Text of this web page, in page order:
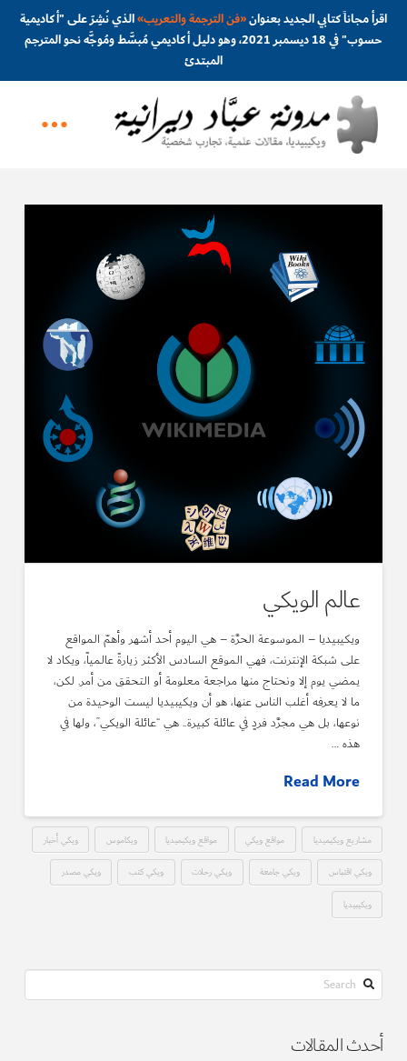
اقرأ مجاناً كتابي الجديد بعنوان«فن الترجمة والتعريب»الذي نُشِرَ على "أكاديمية
حسوب" في 18 ديسمبر 2021، وهو دليل أكاديمي مُبسَّط ومُوجَّه نحو المترجم
المبتدئ
عالم الويكي
ويكيبيديا – الموسوعة الحرَّة – هي اليوم أحد أشهر وأهمّ المواقع
على شبكة الإنترنت، فهي الموقع السادس الأكثر زيارةً عالمياً، ويكاد لا
يمضي يوم إلا ونحتاج منها مراجعة معلومة أو التحقق من أمر. لكن،
ما لا يعرفه أغلب الناس عنها، هو أن ويكيبيديا ليست الوحيدة من
نوعها، بل هي مجرَّد فردٍ في عائلة كبيرة.. هي “عائلة الويكي”، ولها في
هذه …
Read More
مشاريع ويكيميديا مواقع ويكي مواقع ويكيميديا ويكاموس ويكي أخبار
ويكي اقتباس ويكي جامعة ويكي رحلات ويكي كتب ويكي مصدر
ويكيبيديا
Search
أحدث المقالات